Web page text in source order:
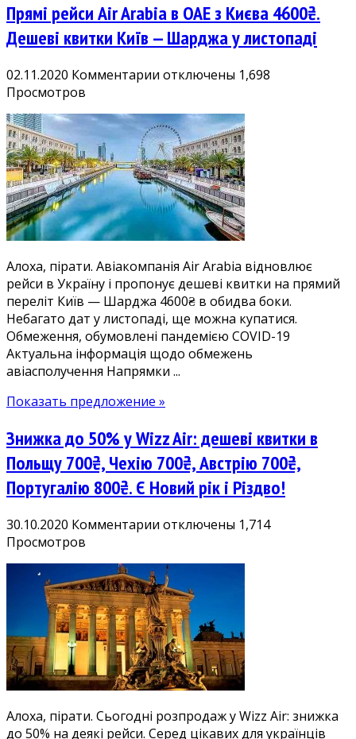
Прямі рейси Air Arabia в ОАЕ з Києва 4600₴.
Дешеві квитки Київ — Шарджа у листопаді
02.11.2020 Комментарии к
рейси
Air
Arabia
в
ОАЕ
з
Києва
Дешеві
квитки
Київ
—
Шарджа
у
листопаді
отключены 1,698
Просмотров
Алоха, пірати. Авіакомпанія Air Arabia відновлює
рейси в Україну і пропонує дешеві квитки на прямий
переліт Київ — Шарджа 4600₴ в обидва боки.
Небагато дат у листопаді, ще можна купатися.
Обмеження, обумовлені пандемією COVID-19
Актуальна інформація щодо обмежень
авіасполучення Напрямки ...
Показать предложение »
Знижка до 50% у Wizz Air: дешеві квитки в
Польщу 700₴, Чехію 700₴, Австрію 700₴,
Португалію 800₴. Є Новий рік і Різдво!
30.10.2020 Комментарии к
до
50%
у
Wizz
Air:
дешеві
квитки
Польщу
700₴,
отключены 1,714
Просмотров
Алоха, пірати. Сьогодні розпродаж у Wizz Air: знижка
до 50% на деякі рейси. Серед цікавих для українців